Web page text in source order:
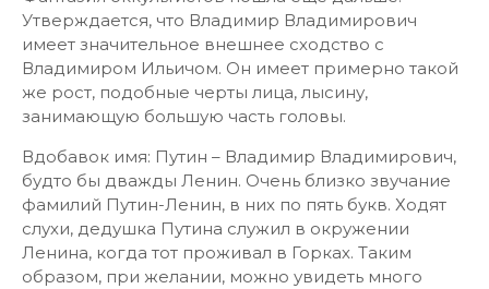
Утверждается, что Владимир Владимирович
имеет значительное внешнее сходство с
Владимиром Ильичом. Он имеет примерно такой
же рост, подобные черты лица, лысину,
занимающую большую часть головы.
Вдобавок имя: Путин – Владимир Владимирович,
будто бы дважды Ленин. Очень близко звучание
фамилий Путин-Ленин, в них по пять букв. Ходят
слухи, дедушка Путина служил в окружении
Ленина, когда тот проживал в Горках. Таким
образом, при желании, можно увидеть много